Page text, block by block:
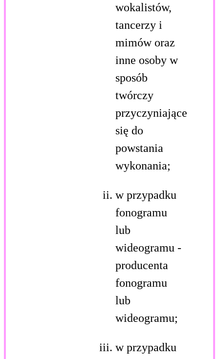
wokalistów,
tancerzy i
mimów oraz
inne osoby w
sposób
twórczy
przyczyniające
się do
powstania
wykonania;
w przypadku
fonogramu
lub
wideogramu -
producenta
fonogramu
lub
wideogramu;
w przypadku